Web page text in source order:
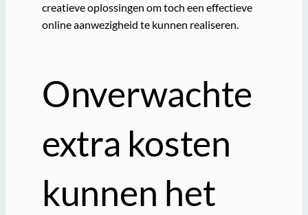
creatieve oplossingen om toch een effectieve
online aanwezigheid te kunnen realiseren.
Onverwachte
extra kosten
kunnen het